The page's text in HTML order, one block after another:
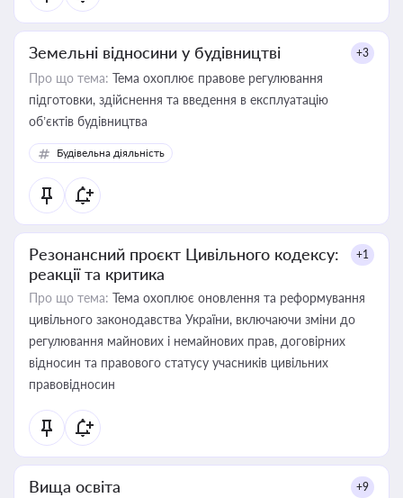
Земельні відносини у будівництві +3
Про що тема: Тема охоплює правове регулювання
підготовки, здійснення та введення в експлуатацію
об’єктів будівництва
Будівельна діяльність
Резонансний проєкт Цивільного кодексу:
реакції та критика
+1
Про що тема: Тема охоплює оновлення та реформування
цивільного законодавства України, включаючи зміни до
регулювання майнових і немайнових прав, договірних
відносин та правового статусу учасників цивільних
правовідносин
Вища освіта +9